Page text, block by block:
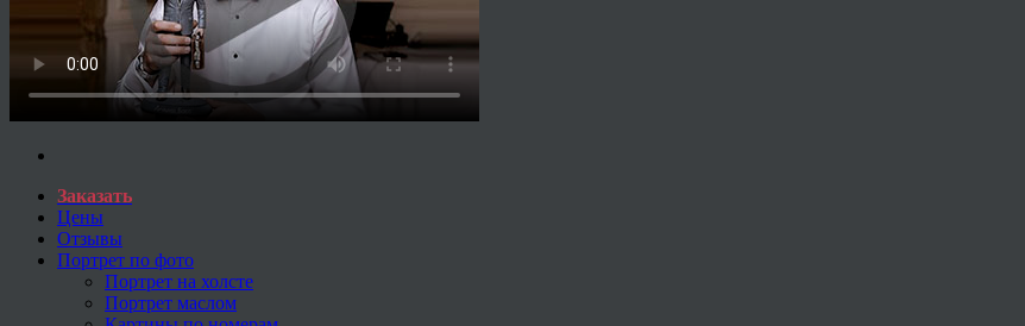
Заказать
Цены
Отзывы
Портрет по фото
Портрет на холсте
Портрет маслом